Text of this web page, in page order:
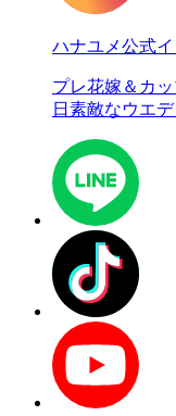
ハナユメ公式
プレ花嫁＆カ
日素敵なウエ